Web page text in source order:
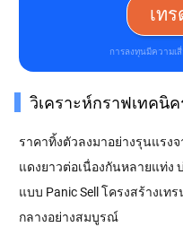
เท
วิเคราะห์กราฟเทคนิ
ราคาทิ้งตัวลงมาอย่างรุนแรง
แดงยาวต่อเนื่องกันหลายแท่ง
แบบ Panic Sell โครงสร้างเ
กลางอย่างสมบูรณ์